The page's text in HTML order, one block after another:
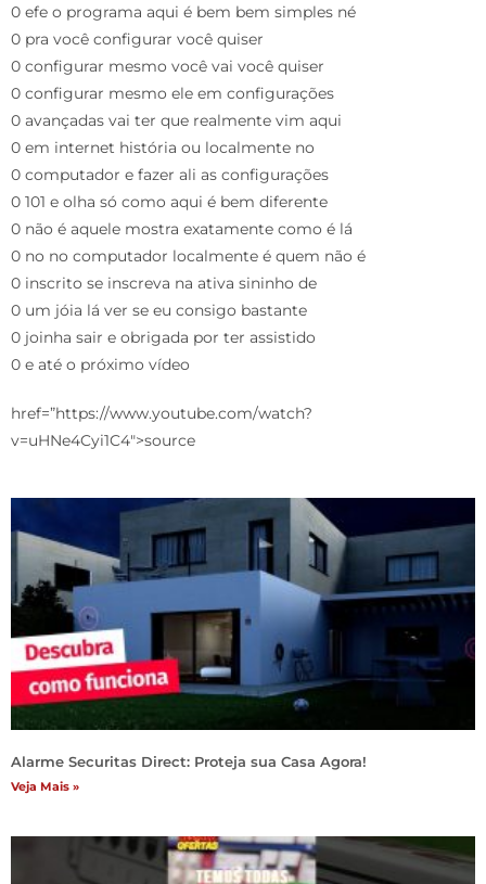
0 efe o programa aqui é bem bem simples né
0 pra você configurar você quiser
0 configurar mesmo você vai você quiser
0 configurar mesmo ele em configurações
0 avançadas vai ter que realmente vim aqui
0 em internet história ou localmente no
0 computador e fazer ali as configurações
0 101 e olha só como aqui é bem diferente
0 não é aquele mostra exatamente como é lá
0 no no computador localmente é quem não é
0 inscrito se inscreva na ativa sininho de
0 um jóia lá ver se eu consigo bastante
0 joinha sair e obrigada por ter assistido
0 e até o próximo vídeo
href=”https://www.youtube.com/watch?
v=uHNe4Cyi1C4″>source
Alarme Securitas Direct: Proteja sua Casa Agora!
Veja Mais »